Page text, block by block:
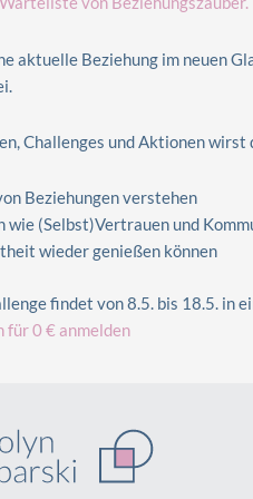
aktuelle Beziehung im neuen
Challenges und Aktionen wirst
Beziehungen verstehen
wie (Selbst)Vertrauen und
wieder genießen können
findet von 8.5. bis 18.5. in
für 0 € anmelden